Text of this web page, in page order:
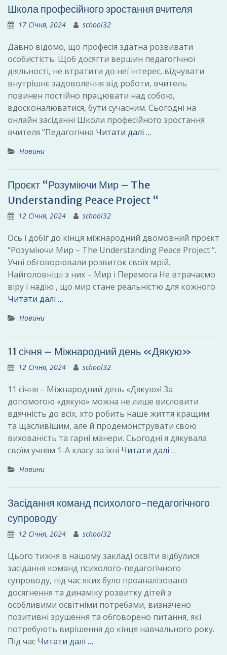
Школа професійного зростання вчителя
17 Січня, 2024 school32
Давно відомо, що професія здатна розвивати
особистість. Щоб досягти вершин педагогічної
діяльності, не втратити до неї інтерес, відчувати
внутрішнє задоволення від роботи, вчитель
повинен постійно працювати над собою,
вдосконалюватися, бути сучасним. Сьогодні на
онлайн засіданні Школи професійного зростання
вчителя “Педагогічна Читати далі …
Новини
Проєкт “Розуміючи Мир – The
Understanding Peace Project “
12 Січня, 2024 school32
Ось і добіг до кінця міжнародний двомовний проєкт
“Розуміючи Мир – The Understanding Peace Project “.
Учні обговорювали розвиток своїх мрій.
Найголовніші з них – Мир і Перемога Не втрачаємо
віру і надію , що мир стане реальністю для кожного
Читати далі …
Новини
11 січня – Міжнародний день «Дякую»
12 Січня, 2024 school32
11 січня – Міжнародний день «Дякую»! За
допомогою «дякую» можна не лише висловити
вдячність до всіх, хто робить наше життя кращим
та щасливішим, але й продемонструвати свою
вихованість та гарні манери. Сьогодні я дякувала
своїм учням 1-А класу за їхні Читати далі …
Новини
Засідання команд психолого-педагогічного
супроводу
12 Січня, 2024 school32
Цього тижня в нашому закладі освіти відбулися
засідання команд психолого-педагогічного
супроводу, під час яких було проаналізовано
досягнення та динаміку розвитку дітей з
особливими освітніми потребами, визначено
позитивні зрушення та обговорено питання, які
потребують вирішення до кінця навчального року.
Під час Читати далі …